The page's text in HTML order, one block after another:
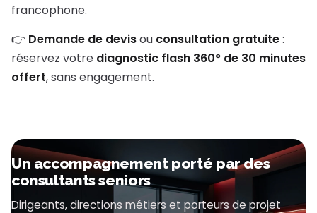
francophone.
👉 Demande de devisou consultation gratuite:
réservez votre diagnostic flash 360° de 30 minutes
offert, sans engagement.
Un accompagnement porté par des
consultants seniors
Dirigeants, directions métiers et porteurs de projet